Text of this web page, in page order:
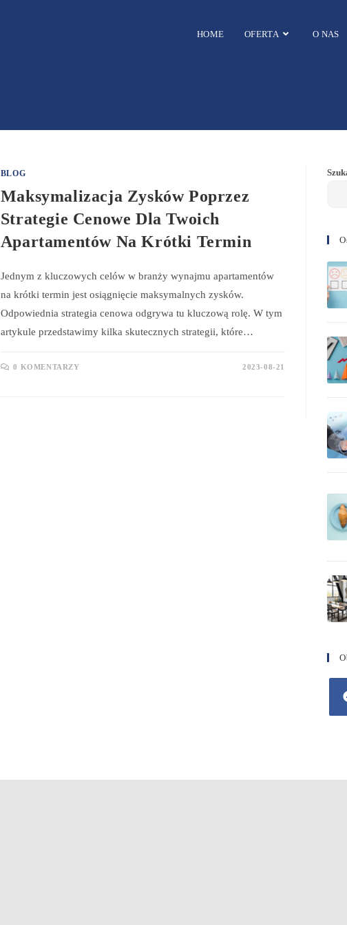
HOME OFERTA O NAS
BLOG
Maksymalizacja Zysków Poprzez
Strategie Cenowe Dla Twoich
Apartamentów Na Krótki Termin
Jednym z kluczowych celów w branży wynajmu apartamentów
na krótki termin jest osiągnięcie maksymalnych zysków.
Odpowiednia strategia cenowa odgrywa tu kluczową rolę. W tym
artykule przedstawimy kilka skutecznych strategii, które…
0 KOMENTARZY 2023-08-21